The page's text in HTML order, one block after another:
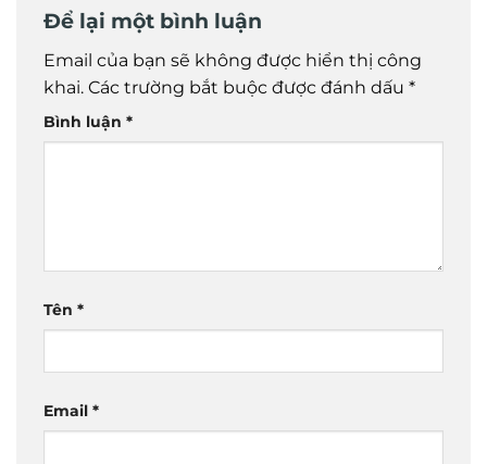
Để lại một bình luận
Email của bạn sẽ không được hiển thị công
khai. Các trường bắt buộc được đánh dấu *
Bình luận *
Tên *
Email *